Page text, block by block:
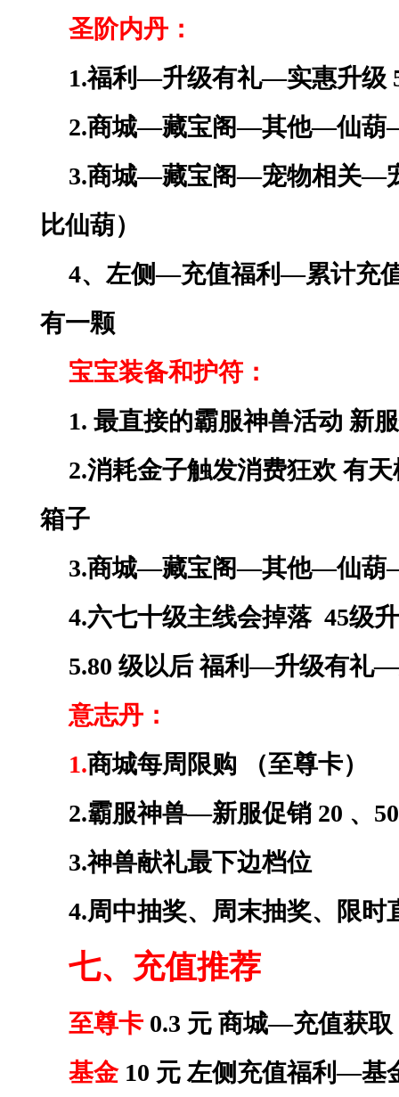
圣阶内丹：
1.福利—升级有礼—实惠升级
2.商城—藏宝阁—其他—仙葫
3.商城—藏宝阁—宠物相关—
比仙葫）
4、左侧—充值福利—累计充
有一颗
宝宝装备和护符：
1. 最直接的霸服神兽活动 新
2.消耗金子触发消费狂欢 有
箱子
3.商城—藏宝阁—其他—仙葫
4.六七十级主线会掉落 45级
5.80 级以后 福利—升级有礼
意志丹：
1.商城每周限购
（至尊卡）
2.霸服神兽—新服促销 20 、
3.神兽献礼最下边档位
4.周中抽奖、周末抽奖、限时
七、充值推荐
至尊卡 0.3 元 商城—充值获取
基金 10 元 左侧充值福利—基